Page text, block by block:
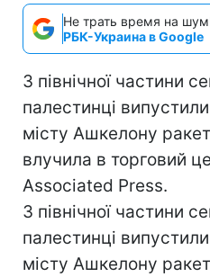
Не трать время на
РБК-Украина в Google
З північної частини
палестинці
місту Ашкелону
влучила в торговий
Associated Press.
З північної частини
палестинці
місту Ашкелону